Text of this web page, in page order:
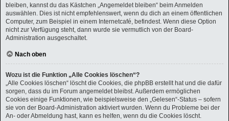
bleiben, kannst du das Kästchen „Angemeldet bleiben“ beim Anmelden
auswählen. Dies ist nicht empfehlenswert, wenn du dich an einem öffentlichen
Computer, zum Beispiel in einem Internetcafé, befindest. Wenn diese Option
nicht zur Verfügung steht, dann wurde sie vermutlich von der Board-
Administration ausgeschaltet.
Nach oben
Wozu ist die Funktion „Alle Cookies löschen“?
„Alle Cookies löschen“ löscht die Cookies, die phpBB erstellt hat und die dafür
sorgen, dass du im Forum angemeldet bleibst. Außerdem ermöglichen
Cookies einige Funktionen, wie beispielsweise den „Gelesen“-Status – sofern
sie von der Board-Administration aktiviert wurden. Wenn du Probleme bei der
An- oder Abmeldung hast, kann es helfen, wenn du die Cookies löscht.